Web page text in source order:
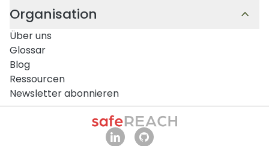
Organisation
Über uns
Glossar
Blog
Ressourcen
Newsletter abonnieren